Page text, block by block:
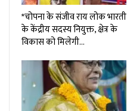
*चोपना के संजीव राय लोक भारती
के केंद्रीय सदस्य नियुक्त, क्षेत्र के
विकास को मिलेगी…